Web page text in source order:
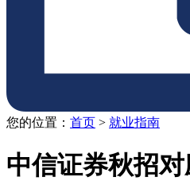
您的位置： 首页 > 就业指南
中信证券秋招